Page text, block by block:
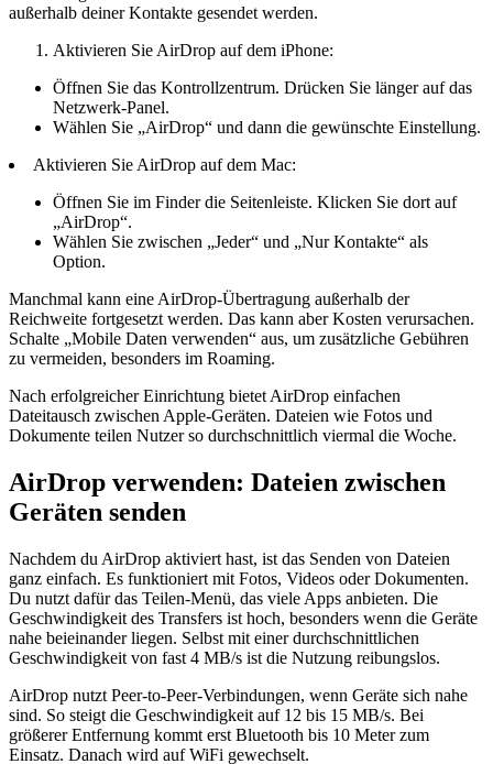
außerhalb deiner Kontakte gesendet werden.
Aktivieren Sie AirDrop auf dem iPhone:
Öffnen Sie das Kontrollzentrum. Drücken Sie länger auf das
Netzwerk-Panel.
Wählen Sie „AirDrop“ und dann die gewünschte Einstellung.
Aktivieren Sie AirDrop auf dem Mac:
Öffnen Sie im Finder die Seitenleiste. Klicken Sie dort auf
„AirDrop“.
Wählen Sie zwischen „Jeder“ und „Nur Kontakte“ als
Option.
Manchmal kann eine AirDrop-Übertragung außerhalb der
Reichweite fortgesetzt werden. Das kann aber Kosten verursachen.
Schalte „Mobile Daten verwenden“ aus, um zusätzliche Gebühren
zu vermeiden, besonders im Roaming.
Nach erfolgreicher Einrichtung bietet AirDrop einfachen
Dateitausch zwischen Apple-Geräten. Dateien wie Fotos und
Dokumente teilen Nutzer so durchschnittlich viermal die Woche.
AirDrop verwenden: Dateien zwischen
Geräten senden
Nachdem du AirDrop aktiviert hast, ist das Senden von Dateien
ganz einfach. Es funktioniert mit Fotos, Videos oder Dokumenten.
Du nutzt dafür das Teilen-Menü, das viele Apps anbieten. Die
Geschwindigkeit des Transfers ist hoch, besonders wenn die Geräte
nahe beieinander liegen. Selbst mit einer durchschnittlichen
Geschwindigkeit von fast 4 MB/s ist die Nutzung reibungslos.
AirDrop nutzt Peer-to-Peer-Verbindungen, wenn Geräte sich nahe
sind. So steigt die Geschwindigkeit auf 12 bis 15 MB/s. Bei
größerer Entfernung kommt erst Bluetooth bis 10 Meter zum
Einsatz. Danach wird auf WiFi gewechselt.